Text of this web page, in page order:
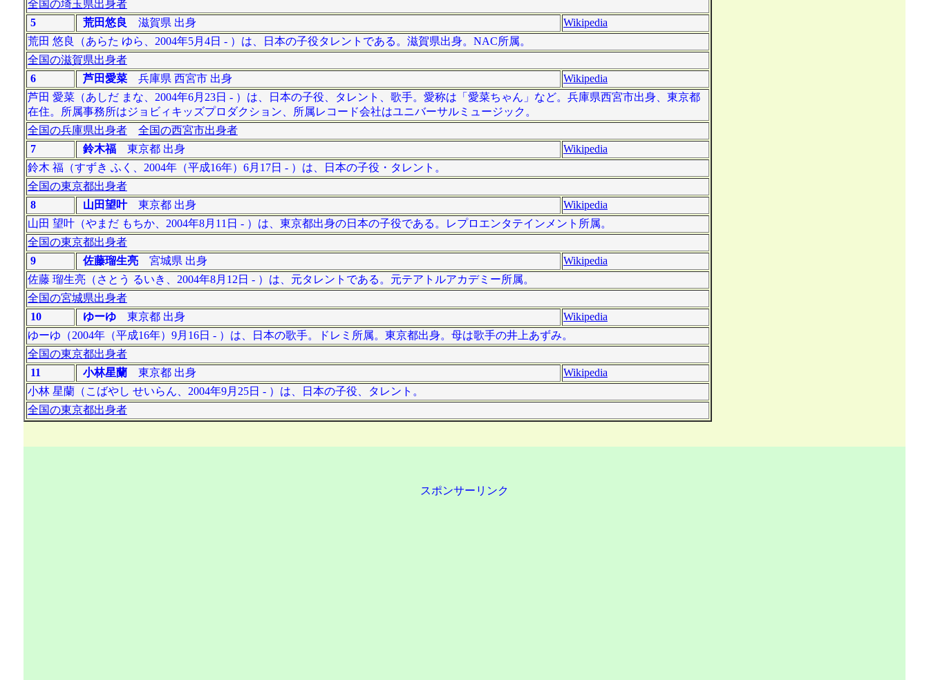
全国の埼玉県出身者
5
荒田悠良 滋賀県 出身
Wikipedia
荒田 悠良（あらた ゆら、2004年5月4日 - ）は、日本の子役タレントである。滋賀県出身。NAC所属。
全国の滋賀県出身者
6
芦田愛菜兵庫県 西宮市 出身
Wikipedia
芦田 愛菜（あしだ まな、2004年6月23日 - ）は、日本の子役、タレント、歌手。愛称は「愛菜ちゃん」など。兵庫県西宮市出身、東京都
在住。所属事務所はジョビィキッズプロダクション、所属レコード会社はユニバーサルミュージック。
全国の兵庫県出身者
全国の西宮市出身者
7
鈴木福東京都 出身
Wikipedia
鈴木 福（すずき ふく、2004年（平成16年）6月17日 - ）は、日本の子役・タレント。
全国の東京都出身者
8
山田望叶東京都 出身
Wikipedia
山田 望叶（やまだ もちか、2004年8月11日 - ）は、東京都出身の日本の子役である。レプロエンタテインメント所属。
全国の東京都出身者
9
佐藤瑠生亮宮城県 出身
Wikipedia
佐藤 瑠生亮（さとう るいき、2004年8月12日 - ）は、元タレントである。元テアトルアカデミー所属。
全国の宮城県出身者
10
ゆーゆ東京都 出身
Wikipedia
ゆーゆ（2004年（平成16年）9月16日 - ）は、日本の歌手。ドレミ所属。東京都出身。母は歌手の井上あずみ。
全国の東京都出身者
11
小林星蘭東京都 出身
Wikipedia
小林 星蘭（こばやし せいらん、2004年9月25日 - ）は、日本の子役、タレント。
全国の東京都出身者
スポンサーリンク